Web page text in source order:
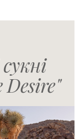
Desire"